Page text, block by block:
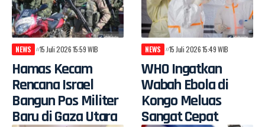
NEWS 15 Juli 2026 15:59 WIB
Hamas Kecam
Rencana Israel
Bangun Pos Militer
Baru di Gaza Utara
NEWS 15 Juli 2026 15:49 WIB
WHO Ingatkan
Wabah Ebola di
Kongo Meluas
Sangat Cepat